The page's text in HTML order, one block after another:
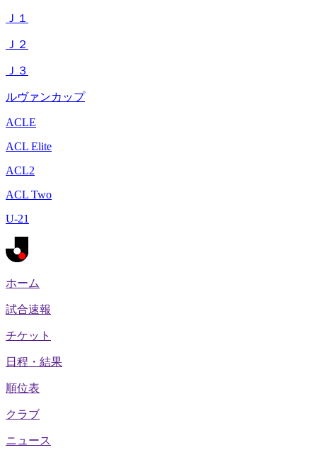
Ｊ１
Ｊ２
Ｊ３
ルヴァンカップ
ACLE
ACL Elite
ACL2
ACL Two
U-21
ホーム
試合速報
チケット
日程・結果
順位表
クラブ
ニュース